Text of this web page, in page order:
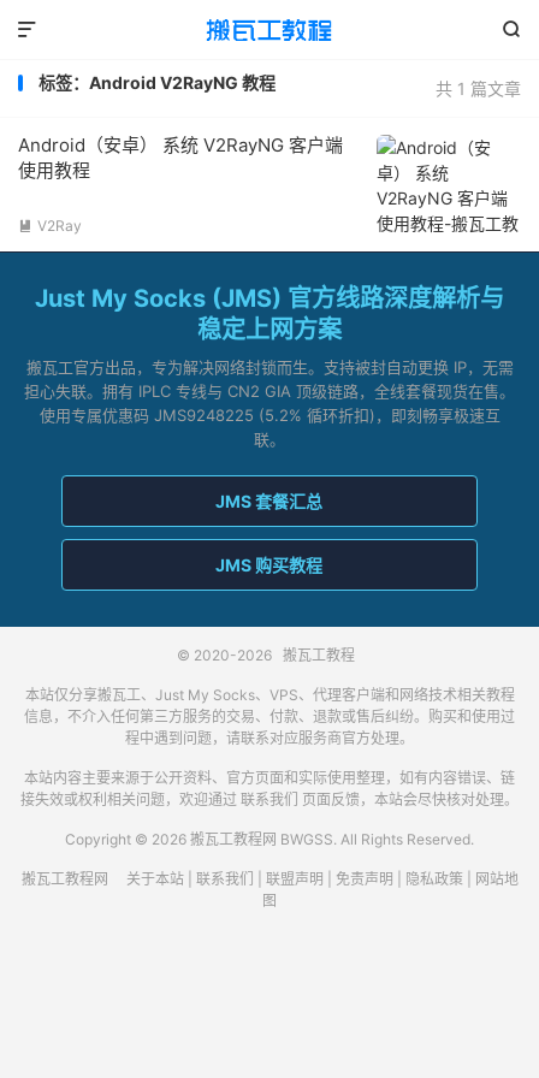


共 1 篇文章
标签：Android V2RayNG 教程
Android（安卓） 系统 V2RayNG 客户端
使用教程
 V2Ray
Just My Socks (JMS) 官方线路深度解析与
稳定上网方案
搬瓦工官方出品，专为解决网络封锁而生。支持被封自动更换 IP，无需
担心失联。拥有 IPLC 专线与 CN2 GIA 顶级链路，全线套餐现货在售。
使用专属优惠码 JMS9248225 (5.2% 循环折扣)，即刻畅享极速互
联。
JMS 套餐汇总
JMS 购买教程
© 2020-2026 搬瓦工教程
本站仅分享搬瓦工、Just My Socks、VPS、代理客户端和网络技术相关教程
信息，不介入任何第三方服务的交易、付款、退款或售后纠纷。购买和使用过
程中遇到问题，请联系对应服务商官方处理。
本站内容主要来源于公开资料、官方页面和实际使用整理，如有内容错误、链
接失效或权利相关问题，欢迎通过 联系我们 页面反馈，本站会尽快核对处理。
Copyright © 2026 搬瓦工教程网 BWGSS. All Rights Reserved.
搬瓦工教程网 关于本站| 联系我们 联盟声明 免责声明 隐私政策
网站地
图